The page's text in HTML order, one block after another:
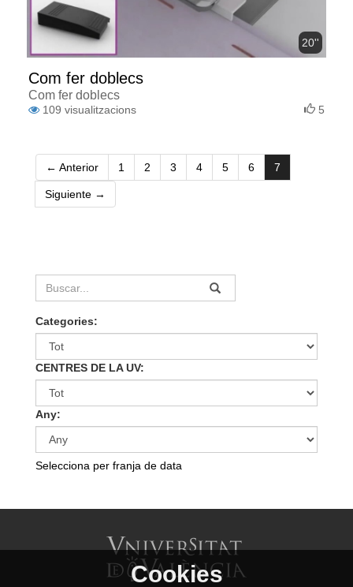
20''
Com fer doblecs
Com fer doblecs
109 visualitzacions 5
← Anterior 1 2 3 4 5 6 7
Siguiente →
Categories:
CENTRES DE LA UV:
Any:
Selecciona per franja de data
Cookies